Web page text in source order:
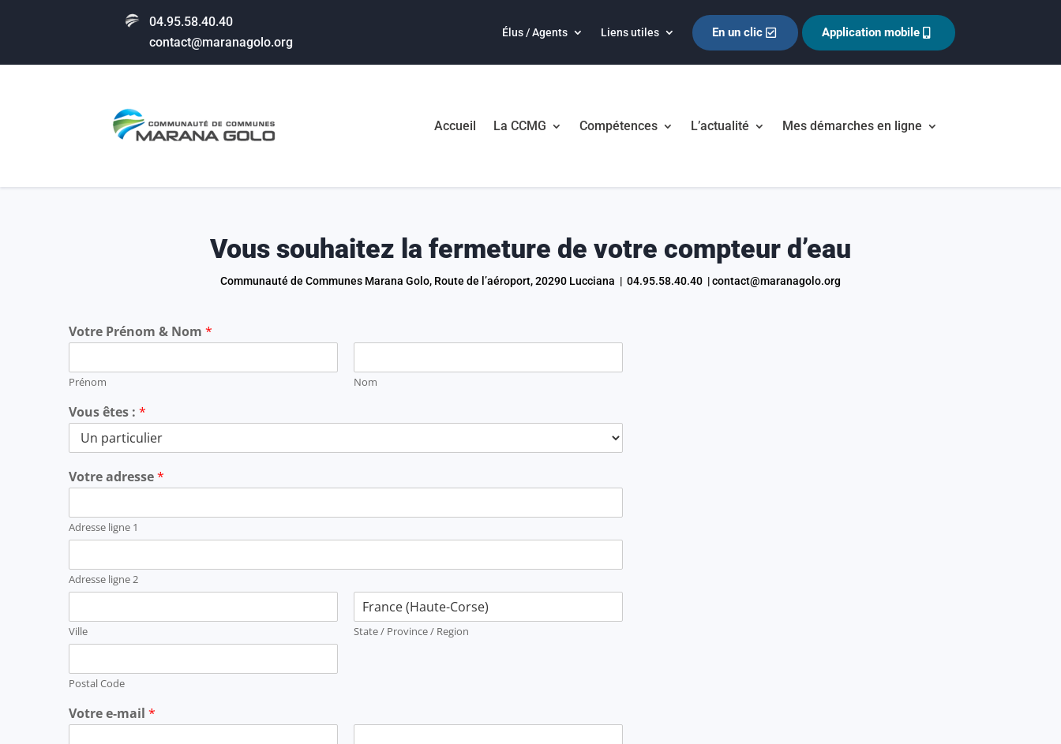
04.95.58.40.40
contact@maranagolo.org
Élus / Agents Liens utiles En un clic Application mobile
Accueil La CCMG Compétences L’actualité Mes démarches en ligne
Vous souhaitez la fermeture de votre compteur d’eau
Communauté de Communes Marana Golo, Route de l’aéroport, 20290 Lucciana | 04.95.58.40.40 | contact@maranagolo.org
Votre Prénom & Nom *
Prénom Nom
Vous êtes : *
Votre adresse*
Adresse ligne 1
Adresse ligne 2
Ville State / Province / Region
Postal Code
Votre e-mail *